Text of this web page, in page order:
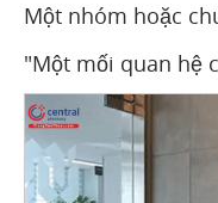
Một nhóm hoặc
"Một mối quan hệ